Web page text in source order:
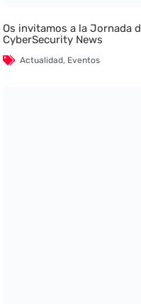
Os invitamos a la Jornada
CyberSecurity News
Actualidad, Eventos